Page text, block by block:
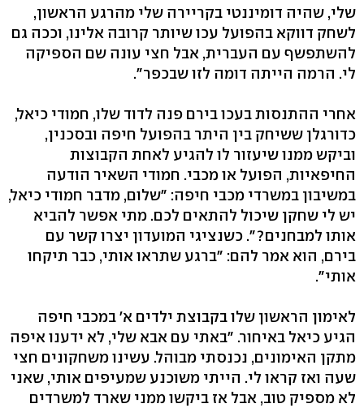
שלי, שהיה דומיננטי בקריירה שלי מהרגע הראשון,
לשחק דווקא בהפועל עכו שיותר קרובה אלינו, וככה גם
להשתפשף עם העברית, אבל חצי עונה שם הספיקה
לי. הרמה הייתה דומה לזו שבכפר".
אחרי ההתנסות בעכו בירם פנה לדוד שלו, חמודי כיאל,
כדורגלן ששיחק בין היתר בהפועל חיפה ובסכנין,
וביקש ממנו שיעזור לו להגיע לאחת הקבוצות
החיפאיות, הפועל או מכבי. חמודי השאיר הודעה
במשיבון במשרדי מכבי חיפה: "שלום, מדבר חמודי כיאל,
יש לי שחקן שיכול להתאים לכם. מתי אפשר להביא
אותו למבחנים?". כשנציגי המועדון יצרו קשר עם
בירם, הוא אמר להם: "ברגע שתראו אותי, כבר תיקחו
אותי".
לאימון הראשון שלו בקבוצת ילדים א' במכבי חיפה
הגיע כיאל באיחור. "באתי עם אבא שלי, לא ידענו איפה
מתקן האימונים, נכנסתי מבוהל. עשינו משחקונים חצי
שעה ואז קראו לי. הייתי משוכנע שמעיפים אותי, שאני
לא מספיק טוב, אבל אז ביקשו ממני שארד למשרדים